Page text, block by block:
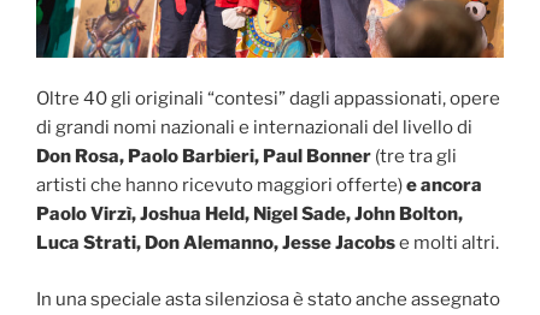
Oltre 40 gli originali “contesi” dagli appassionati, opere
di grandi nomi nazionali e internazionali del livello di
Don Rosa, Paolo Barbieri, Paul Bonner (tre tra gli
artisti che hanno ricevuto maggiori offerte)e ancora
Paolo Virzì, Joshua Held, Nigel Sade, John Bolton,
Luca Strati, Don Alemanno, Jesse Jacobse molti altri.
In una speciale asta silenziosa è stato anche assegnato